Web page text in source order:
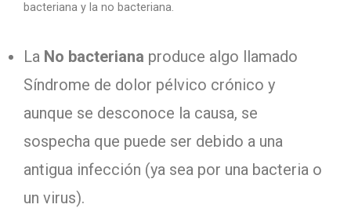
bacteriana y la no bacteriana.
La No bacteriana produce algo llamado
Síndrome de dolor pélvico crónico y
aunque se desconoce la causa, se
sospecha que puede ser debido a una
antigua infección (ya sea por una bacteria o
un virus).